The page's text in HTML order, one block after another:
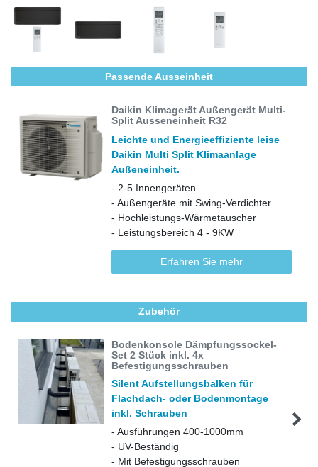
Passende Ausseinheit
Daikin Klimagerät Außengerät Multi-
Split Ausseneinheit R32
Leichte und Energieeffiziente leise
Daikin Multi Split Klimaanlage
Außeneinheit.
- 2-5 Innengeräten
- Außengeräte mit Swing-Verdichter
- Hochleistungs-Wärmetauscher
- Leistungsbereich 4 - 9KW
Erfahren Sie mehr
Zubehör
Bodenkonsole Dämpfungssockel-
Set 2 Stück inkl. 4x
Befestigungsschrauben
Silent Aufstellungsbalken für
Flachdach- oder Bodenmontage
inkl. Schrauben
- Ausführungen 400-1000mm
- UV-Beständig
- Mit Befestigungsschrauben